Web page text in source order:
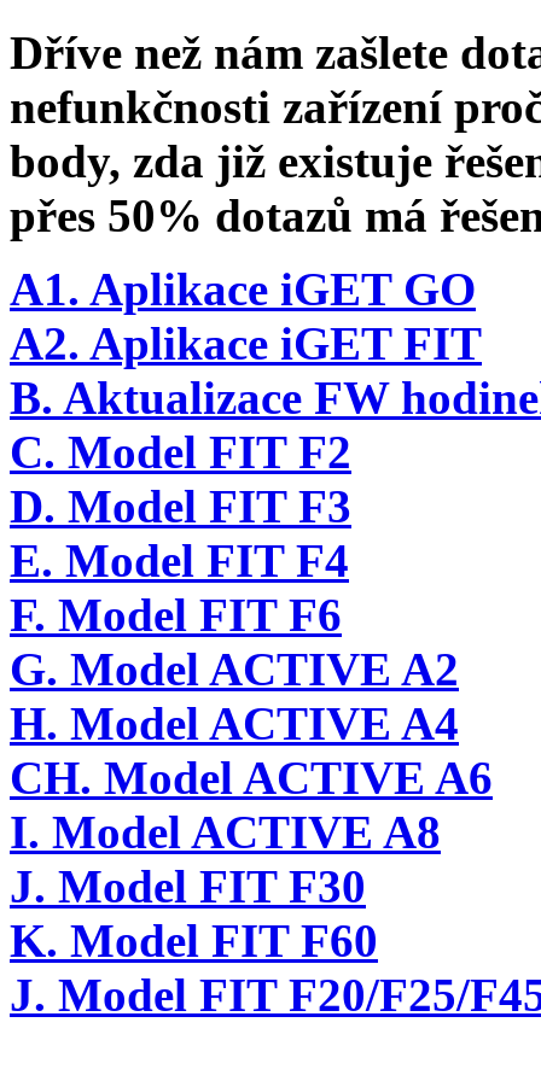
Dříve než nám zašlete
nefunkčnosti zařízení
body, zda již existuje
přes 50% dotazů má
A1. Aplikace iGET GO
A2. Aplikace iGET FIT
B. Aktualizace FW
C. Model FIT F2
D. Model FIT F3
E. Model FIT F4
F. Model FIT F6
G. Model ACTIVE A2
H. Model ACTIVE A4
CH. Model ACTIVE A6
I. Model ACTIVE A8
J. Model FIT F30
K. Model FIT F60
J. Model FIT F20/F25/